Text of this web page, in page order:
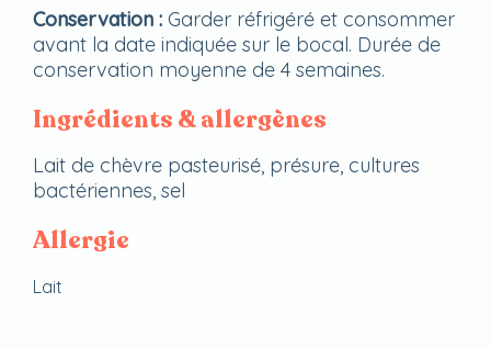
Conservation : Garder réfrigéré et consommer
avant la date indiquée sur le bocal. Durée de
conservation moyenne de 4 semaines.
Ingrédients & allergènes
Lait de chèvre pasteurisé, présure, cultures
bactériennes, sel
Allergie
Lait